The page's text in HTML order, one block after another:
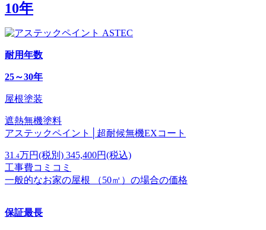
10年
耐用年数
25～30年
屋根塗装
遮熱無機塗料
アステックペイント│超耐候無機EXコート
31 .4万円(税別) 345,400円(税込)
工事費コミコミ
一般的なお家の屋根 （50㎡）の場合の価格
保証最長